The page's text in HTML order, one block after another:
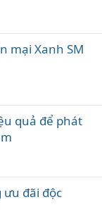
mại Xanh SM
quả để phát
ưu đãi độc